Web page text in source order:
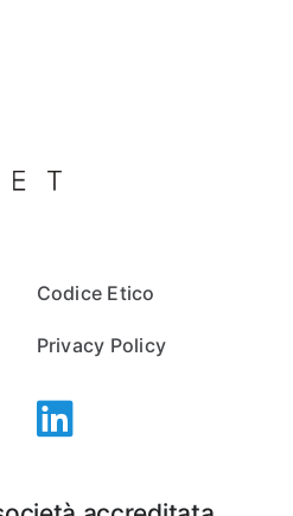
Codice Etico
Privacy Policy